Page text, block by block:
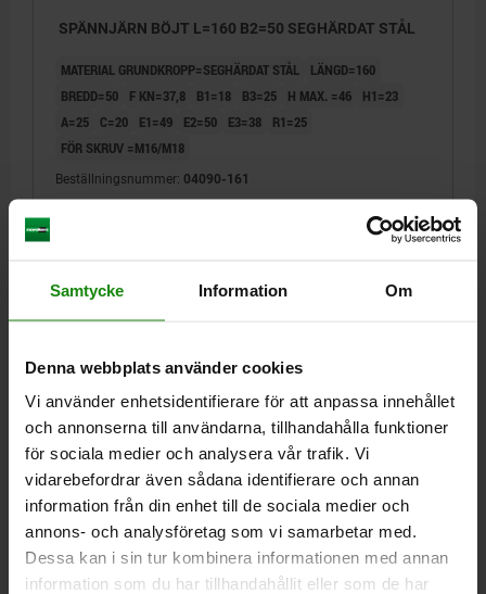
Samtycke Information Om
Denna webbplats använder cookies
Vi använder enhetsidentifierare för att anpassa innehållet
och annonserna till användarna, tillhandahålla funktioner
för sociala medier och analysera vår trafik. Vi
vidarebefordrar även sådana identifierare och annan
information från din enhet till de sociala medier och
annons- och analysföretag som vi samarbetar med.
Dessa kan i sin tur kombinera informationen med annan
information som du har tillhandahållit eller som de har
SPÄNNJÄRN BÖJT L=160 B2=50 SEGHÄRDAT STÅL
MATERIAL GRUNDKROPP=SEGHÄRDAT STÅL
LÄNGD=160
BREDD=50
F KN=37,8 B1=18 B3=25 H MAX. =46
H1=23
A=25
C=20 E1=49 E2=50 E3=38
R1=25
FÖR SKRUV =M16/M18
Beställningsnummer: 04090-161
DETALJER
SPÄNNJÄRN BÖJT L=160 B2=60 SEGHÄRDAT STÅL
MATERIAL GRUNDKROPP=SEGHÄRDAT STÅL LÄNGD=160
BREDD=60 F KN=58,8 B1=22 B3=30 H MAX. =60
H1=28